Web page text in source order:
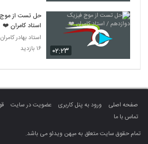
۰۲:۲۳
حل تست از
استاد کامران ❤️
۱۶ بازدید
صفحه اصلی ورود به پنل کاربری عضویت در سایت
تماس با ما
تمام حقوق سایت متعلق به میهن ویدئو می باشد.